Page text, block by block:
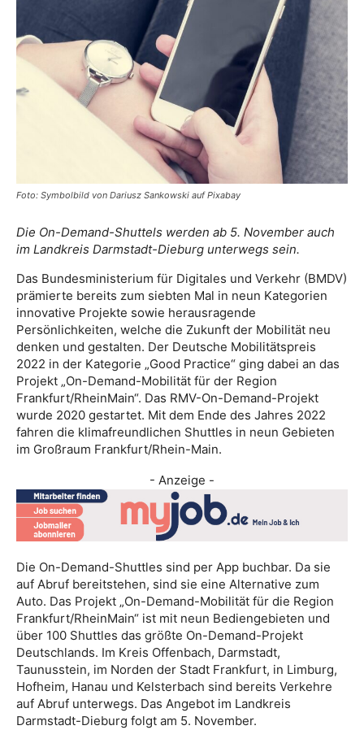
Foto: Symbolbild von Dariusz Sankowski auf Pixabay
Die On-Demand-Shuttels werden ab 5. November auch
im Landkreis Darmstadt-Dieburg unterwegs sein.
Das Bundesministerium für Digitales und Verkehr (BMDV)
prämierte bereits zum siebten Mal in neun Kategorien
innovative Projekte sowie herausragende
Persönlichkeiten, welche die Zukunft der Mobilität neu
denken und gestalten. Der Deutsche Mobilitätspreis
2022 in der Kategorie „Good Practice“ ging dabei an das
Projekt „On-Demand-Mobilität für der Region
Frankfurt/RheinMain“. Das RMV-On-Demand-Projekt
wurde 2020 gestartet. Mit dem Ende des Jahres 2022
fahren die klimafreundlichen Shuttles in neun Gebieten
im Großraum Frankfurt/Rhein-Main.
- Anzeige -
Die On-Demand-Shuttles sind per App buchbar. Da sie
auf Abruf bereitstehen, sind sie eine Alternative zum
Auto. Das Projekt „On-Demand-Mobilität für die Region
Frankfurt/RheinMain“ ist mit neun Bediengebieten und
über 100 Shuttles das größte On-Demand-Projekt
Deutschlands. Im Kreis Offenbach, Darmstadt,
Taunusstein, im Norden der Stadt Frankfurt, in Limburg,
Hofheim, Hanau und Kelsterbach sind bereits Verkehre
auf Abruf unterwegs. Das Angebot im Landkreis
Darmstadt-Dieburg folgt am 5. November.